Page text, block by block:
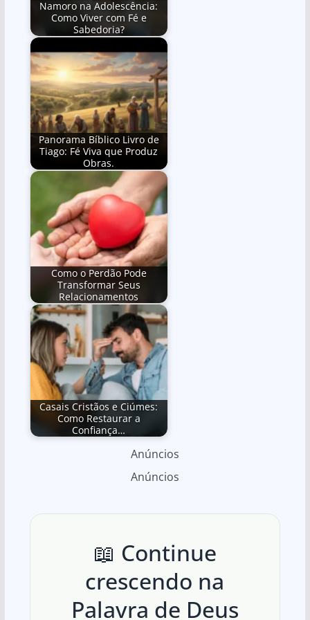
Namoro na Adolescência:
Como Viver com Fé e
Sabedoria?
Panorama Bíblico Livro de
Tiago: Fé Viva que Produz
Obras.
Como o Perdão Pode
Transformar Seus
Relacionamentos
Casais Cristãos e Ciúmes:
Como Restaurar a
Confiança…
Anúncios
Anúncios
📖 Continue
crescendo na
Palavra de Deus